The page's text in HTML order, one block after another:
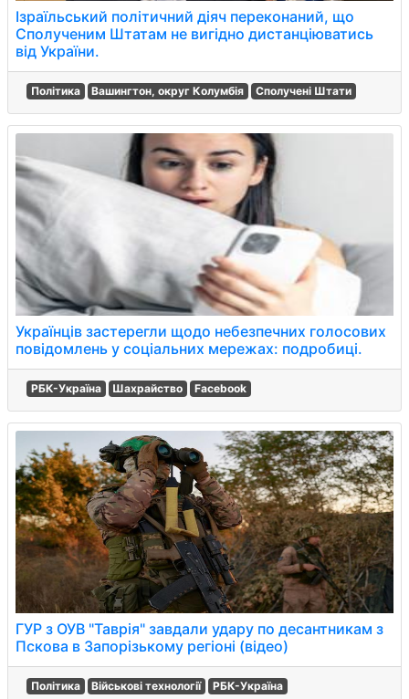
Ізраїльський політичний діяч переконаний, що
Сполученим Штатам не вигідно дистанціюватись
від України.
Політика Вашингтон, округ Колумбія Сполучені Штати
Українців застерегли щодо небезпечних голосових
повідомлень у соціальних мережах: подробиці.
РБК-Україна Шахрайство Facebook
ГУР з ОУВ "Таврія" завдали удару по десантникам з
Пскова в Запорізькому регіоні (відео)
Політика Військові технології РБК-Україна